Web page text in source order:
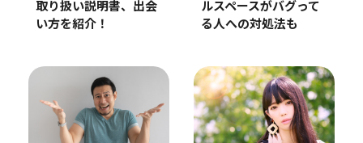
取り扱い説明書、出会
い方を紹介！
ルスペースがバグって
る人への対処法も